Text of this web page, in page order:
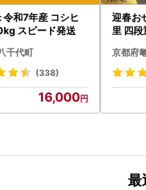
令和7年産 コシヒ
スピード発送
千代町
(338)
16,000
迎春お
里 四
京都府
最